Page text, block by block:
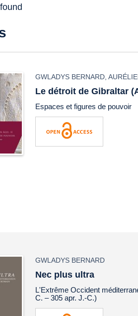
GWLADYS BERNARD ,
Le détroit de Gibraltar
Espaces et figures de pouvoir
GWLADYS BERNARD
Nec plus ultra
L'Extrême Occident
C. – 305 apr. J.-C.)